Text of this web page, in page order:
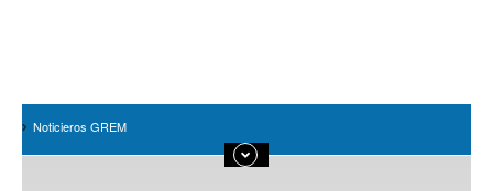
Noticieros GREM